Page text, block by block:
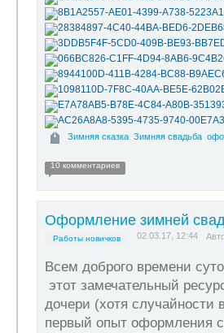
Зимняя сказка Зимняя свадьба
10 комментариев
Оформление зимней
Работы новичков 02.03.17, 12:44
Всем доброго времени
этот замечательный
дочери (хотя
первый опыт оформления